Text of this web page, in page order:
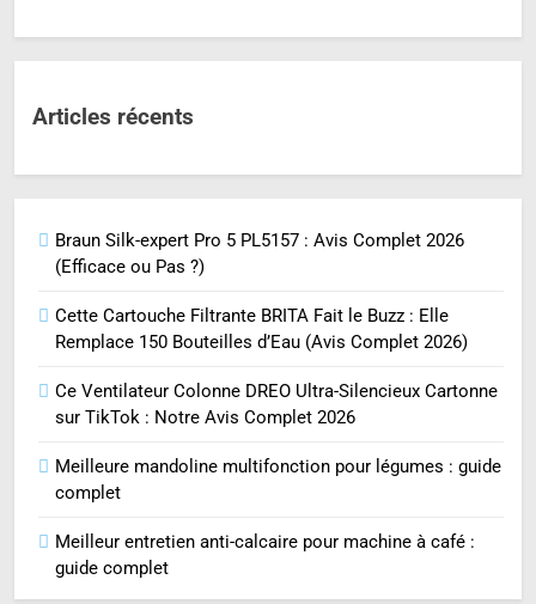
Articles récents
Braun Silk-expert Pro 5 PL5157 : Avis Complet 2026
(Efficace ou Pas ?)
Cette Cartouche Filtrante BRITA Fait le Buzz : Elle
Remplace 150 Bouteilles d’Eau (Avis Complet 2026)
Ce Ventilateur Colonne DREO Ultra-Silencieux Cartonne
sur TikTok : Notre Avis Complet 2026
Meilleure mandoline multifonction pour légumes : guide
complet
Meilleur entretien anti-calcaire pour machine à café :
guide complet